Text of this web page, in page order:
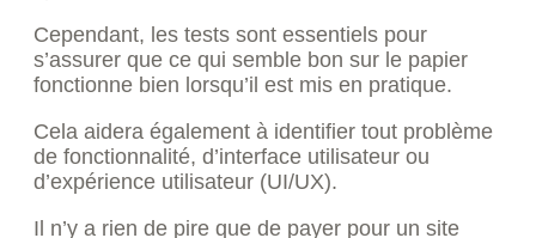
Cependant, les tests sont essentiels pour
s’assurer que ce qui semble bon sur le papier
fonctionne bien lorsqu’il est mis en pratique.
Cela aidera également à identifier tout problème
de fonctionnalité, d’interface utilisateur ou
d’expérience utilisateur (UI/UX).
Il n’y a rien de pire que de payer pour un site